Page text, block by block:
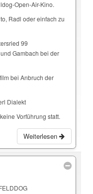
Open-Air-Kino.
Radl oder einfach zu
99
Gambach bei der
bei Anbruch der
Dialekt
Vorführung statt.
Weiterlesen